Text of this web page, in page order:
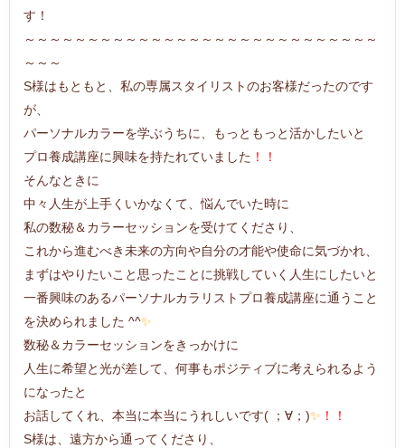
す！
～～～～～～～～～～～～～～～～～～～～～～～～～～～～
～～～
S様はもともと、私の専属スタイリストのお客様だったのです
が、
パーソナルカラーを学ぶうちに、もっともっと活かしたいと
プロ養成講座に興味を持たれていました ！！
そんなときに
中々人生が上手くいかなくて、悩んでいた時に
私の数秘＆カラーセッションを受けてくださり、
これから進むべき未来の方向や自分の才能や使命に気づかれ、
まずはやりたいこと思ったことに挑戦していく人生にしたいと
一番興味のあるパーソナルカラリストプロ養成講座に通うこと
を決められました ^^✨
数秘＆カラーセッションをきっかけに
人生に希望と光が差して、何事もポジティブに考えられるよう
になったと
お話してくれ、本当に本当にうれしいです( ；∀；)✨ ！！
S様は、遠方から通ってくださり、